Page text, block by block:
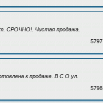
СРОЧНО!. Чистая продажа.
5797
к продаже. В С О ул.
5798